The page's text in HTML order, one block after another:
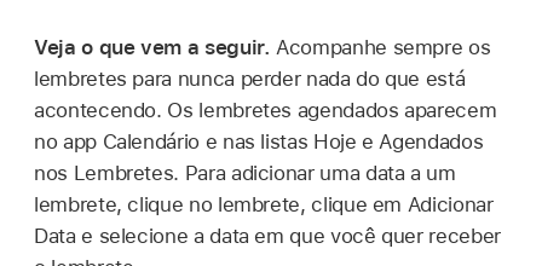
Veja o que vem a seguir. Acompanhe sempre os
lembretes para nunca perder nada do que está
acontecendo. Os lembretes agendados aparecem
no app Calendário e nas listas Hoje e Agendados
nos Lembretes. Para adicionar uma data a um
lembrete, clique no lembrete, clique em Adicionar
Data e selecione a data em que você quer receber